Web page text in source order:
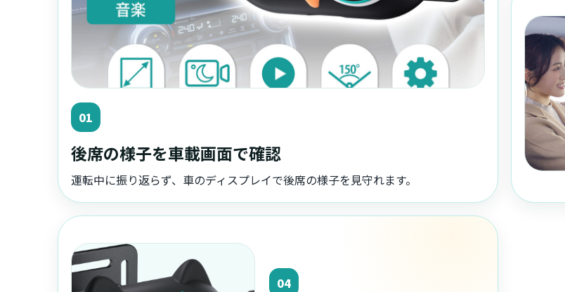
01
後席の様子を車載画面で確認
運転中に振り返らず、車のディスプレイで後席の様子を見守れます。
04